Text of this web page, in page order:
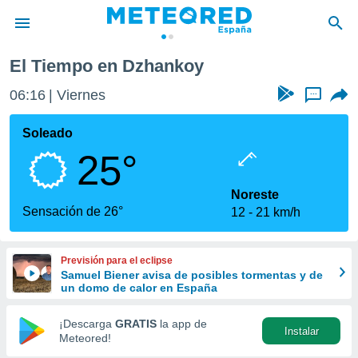
de
por
que se
calidad.
a este
las
y
forma
digital
basada
El Tiempo en Dzhankoy
06:16 Viernes ...
Soleado
25°
Sensación de 26°
Noreste
12
21 km/h
Previsión para el eclipse
Samuel Biener avisa de posibles tormentas y de
un domo de calor en España
¡Descarga GRATIS la app de
Meteored!
Instalar